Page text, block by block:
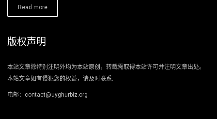
Read more
版权声明
本站文章除特别注明外均为本站原创，转载需取得本站许可并注明文章出处。
本站文章如有侵犯您的权益，请及时联系.
电邮：contact@uyghurbiz.org